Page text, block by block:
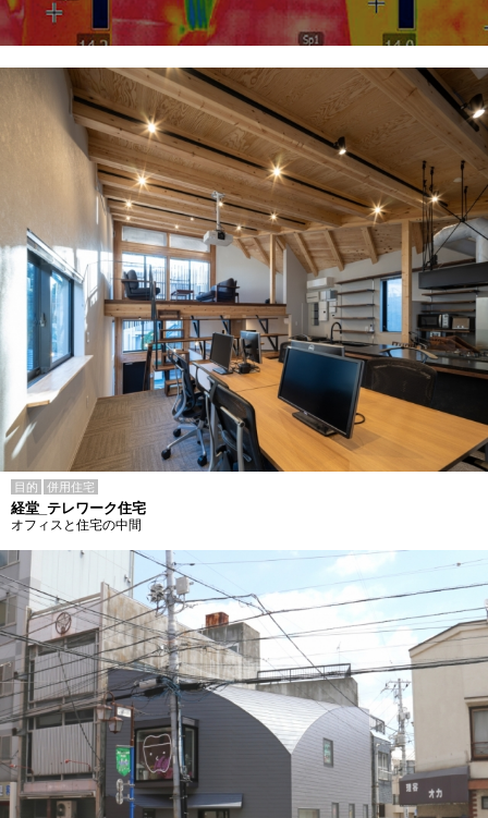
目的 併用住宅
経堂_テレワーク住宅
オフィスと住宅の中間